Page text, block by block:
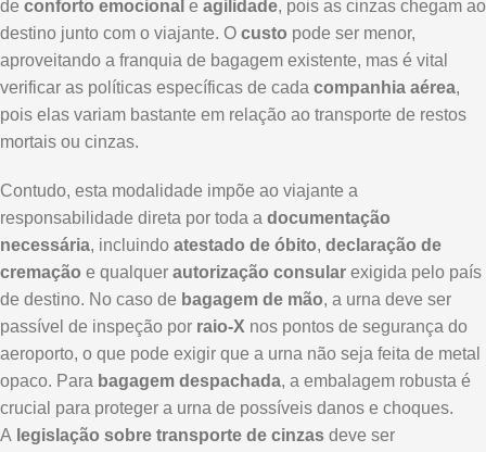
de conforto emocional e agilidade, pois as cinzas chegam ao
destino junto com o viajante. O custo pode ser menor,
aproveitando a franquia de bagagem existente, mas é vital
verificar as políticas específicas de cada companhia aérea,
pois elas variam bastante em relação ao transporte de restos
mortais ou cinzas.
Contudo, esta modalidade impõe ao viajante a
responsabilidade direta por toda a documentação
necessária, incluindo atestado de óbito, declaração de
cremação e qualquer autorização consular exigida pelo país
de destino. No caso de bagagem de mão, a urna deve ser
passível de inspeção por raio-X nos pontos de segurança do
aeroporto, o que pode exigir que a urna não seja feita de metal
opaco. Para bagagem despachada, a embalagem robusta é
crucial para proteger a urna de possíveis danos e choques.
A legislação sobre transporte de cinzas deve ser